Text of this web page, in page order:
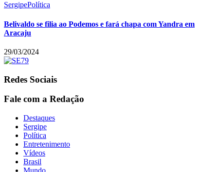
SergipePolítica
Belivaldo se filia ao Podemos e fará chapa com Yandra em
Aracaju
29/03/2024
Redes Sociais
Fale com a Redação
Destaques
Sergipe
Política
Entretenimento
Vídeos
Brasil
Mundo